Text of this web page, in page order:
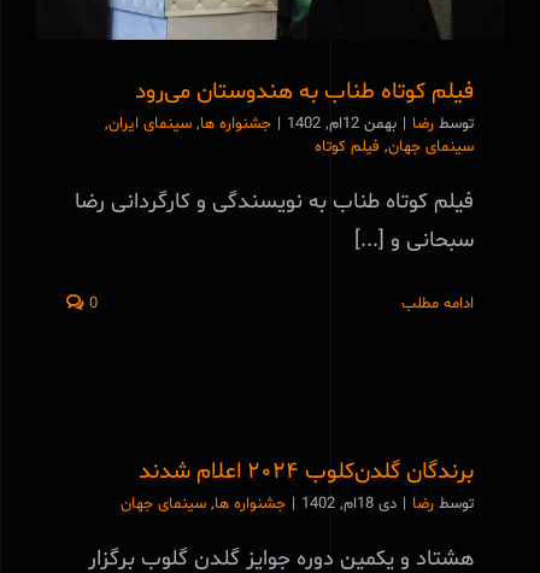
فیلم کوتاه طناب به هندوستان می‌رود
توسط رضا | بهمن 12ام, 1402 | جشنواره ها, سینمای ایران,
سینمای جهان, فیلم کوتاه
فیلم کوتاه طناب به نویسندگی و کارگردانی رضا
سبحانی و [...]
ادامه مطلب 0
برندگان گلدن‌کلوب ۲۰۲۴ اعلام شدند
توسط رضا | دی 18ام, 1402 | جشنواره ها, سینمای جهان
هشتاد و یکمین دوره جوایز گلدن گلوب برگزار